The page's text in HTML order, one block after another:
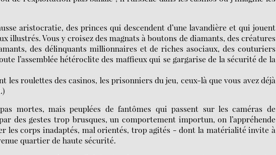
aristocratie, des princes qui descendent d’une lavandière et qui jouent
illustrés. Vous y croisez des magnats à boutons de diamants, des créatures
des délinquants millionnaires et de riches asociaux, des couturiers
l’assemblée hétéroclite des maffieux qui se gargarise de la sécurité de la
roulettes des casinos, les prisonniers du jeu, ceux-là que vous avez déjà
mortes, mais peuplées de fantômes qui passent sur les caméras de
des gestes trop brusques, un comportement importun, on l’appréhende
les corps inadaptés, mal orientés, trop agités - dont la matérialité invite à
quartier de haute sécurité.